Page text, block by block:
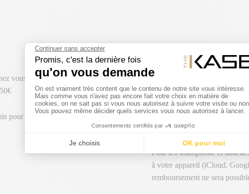
vous entre 2 et 3 jours du lundi au
pour toute commande passée avant 14h
RETOUR SIMPLE ET FACILE
Un article de votre commande
Vous disposez d'un délai de
nous signaler votre intention
remboursons intégralement le
dans son emballage d'origine
Pour les smartphone et
à votre appareil (iCloud,
remboursement ne sera